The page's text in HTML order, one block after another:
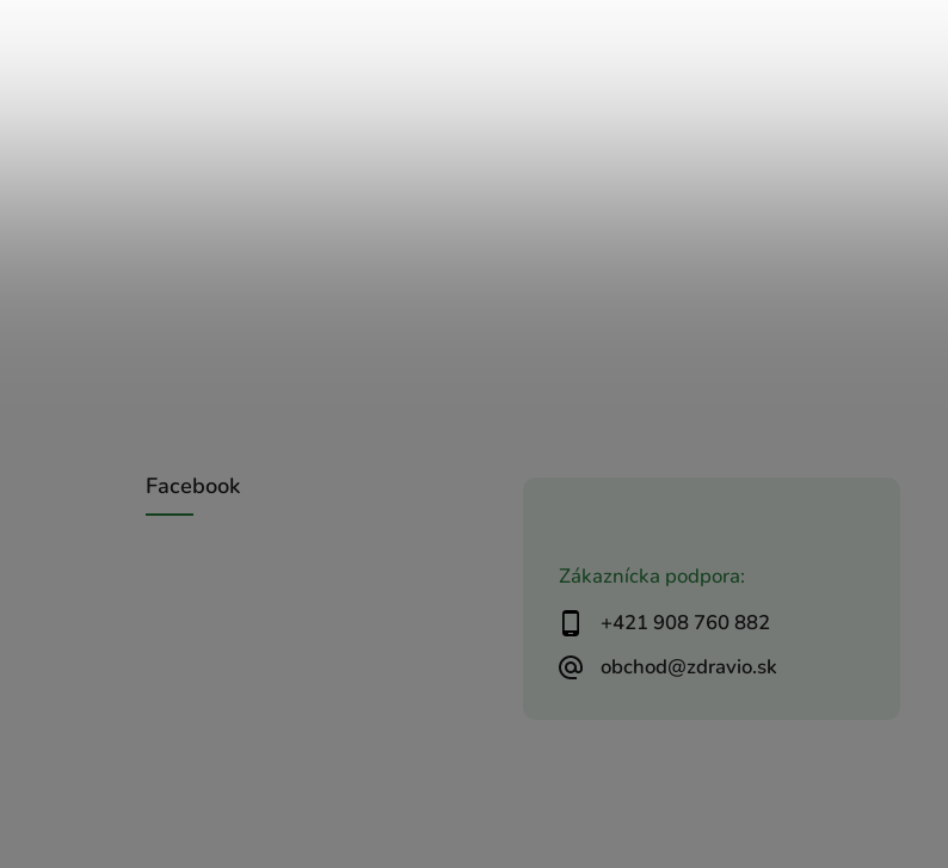
Zákaznícka podpora:
+421 908 760 882
obchod@zdravio.sk
Facebook